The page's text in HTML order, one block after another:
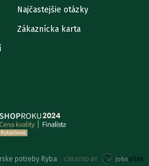
Najčastejšie otázky
Zákaznícka karta
potreby Ryba